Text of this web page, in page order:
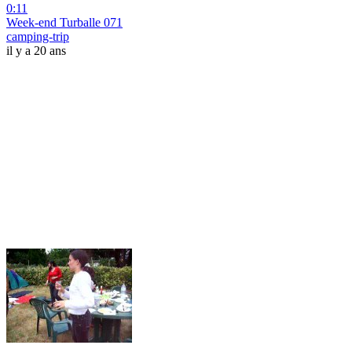
0:11
Week-end Turballe 071
camping-trip
il y a 20 ans